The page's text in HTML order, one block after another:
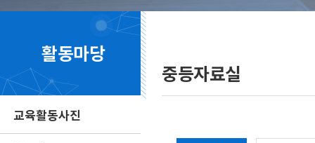
활동마당
교육활동사진
중등자료실